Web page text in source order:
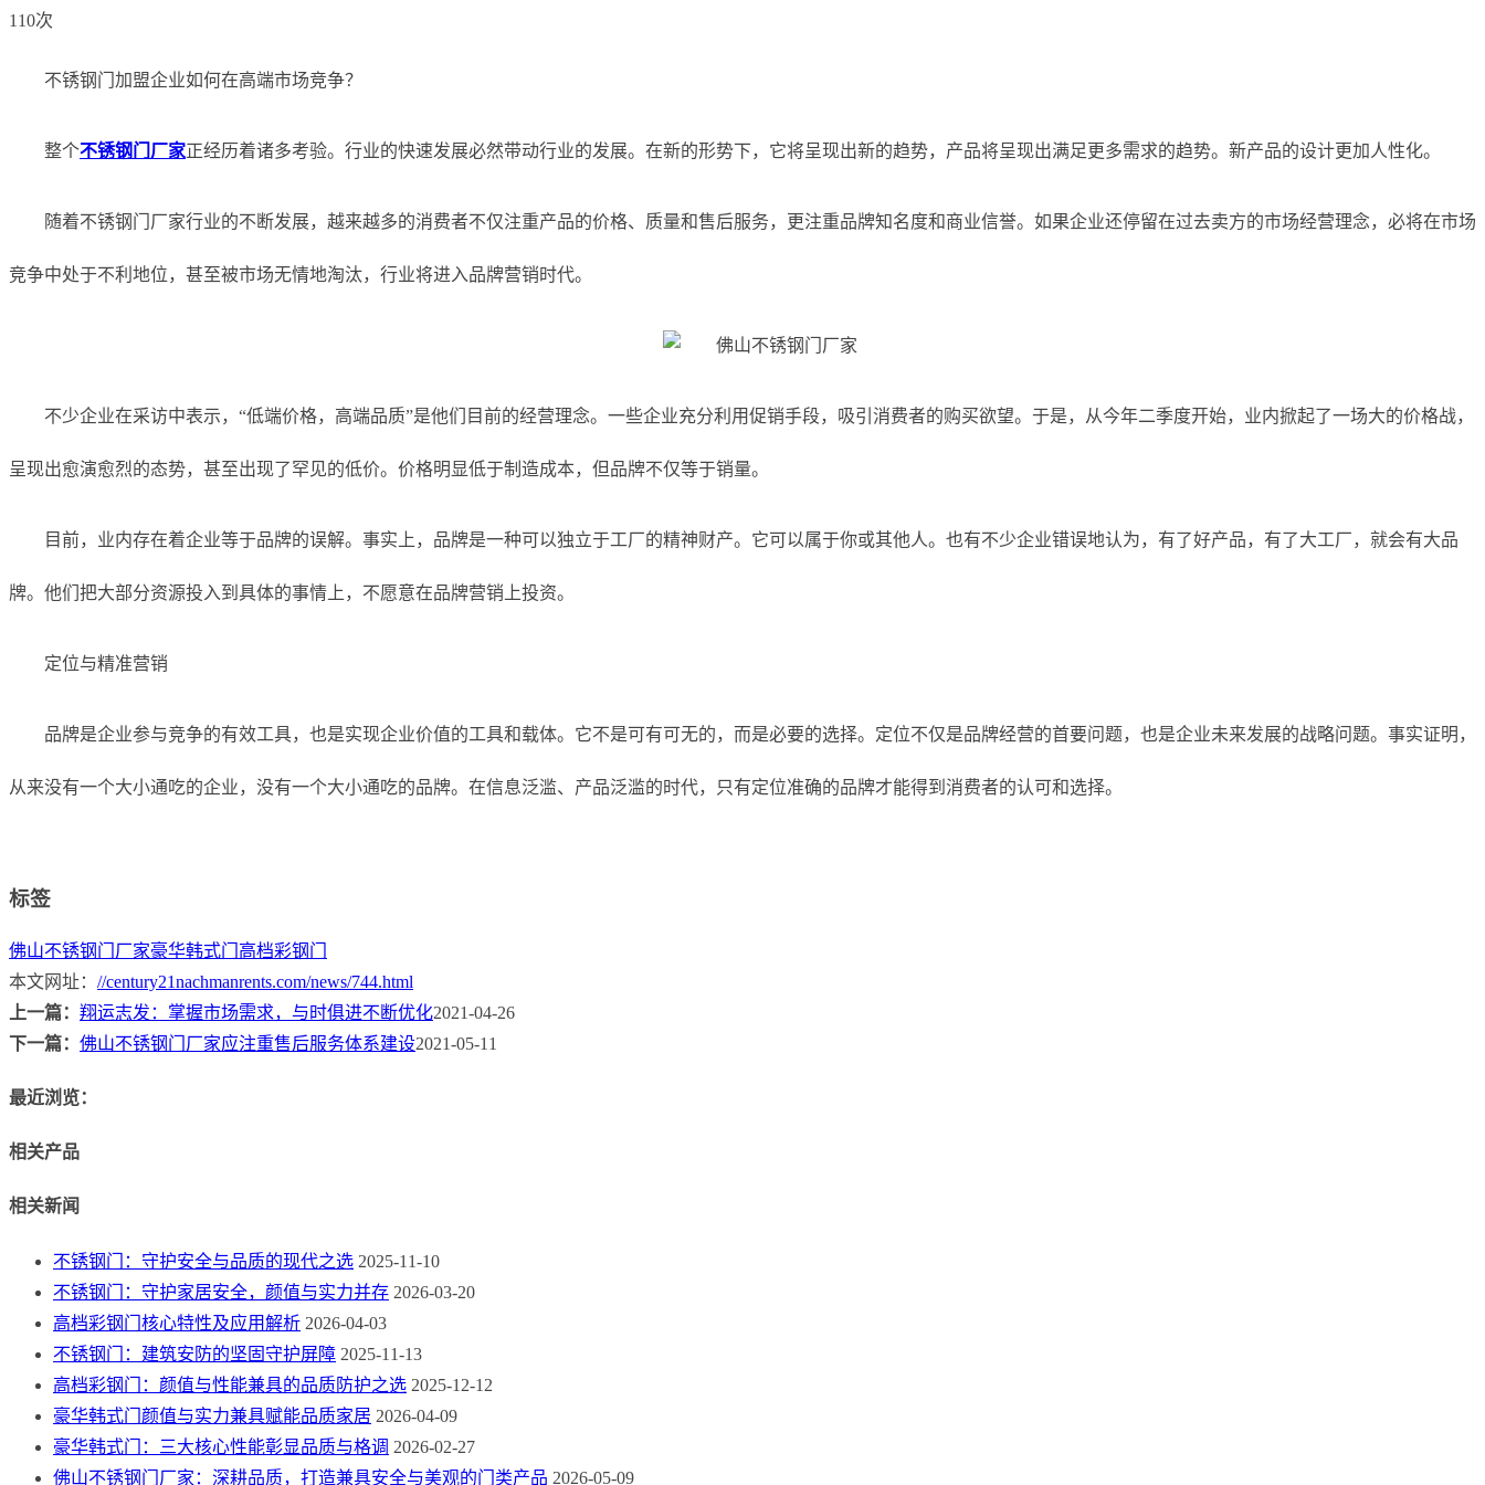
110次
不锈钢门加盟企业如何在高端市场竞争？
整个不锈钢门厂家正经历着诸多考验。行业的快速发展必然带动行业的发展。在新的形势下，它将呈现出新的趋势，产品将呈现出满足更多需求的趋势。新产品的设计更加人性化。
随着不锈钢门厂家行业的不断发展，越来越多的消费者不仅注重产品的价格、质量和售后服务，更注重品牌知名度和商业信誉。如果企业还停留在过去卖方的市场经营理念，必将在市场
竞争中处于不利地位，甚至被市场无情地淘汰，行业将进入品牌营销时代。
不少企业在采访中表示，“低端价格，高端品质”是他们目前的经营理念。一些企业充分利用促销手段，吸引消费者的购买欲望。于是，从今年二季度开始，业内掀起了一场大的价格战，
呈现出愈演愈烈的态势，甚至出现了罕见的低价。价格明显低于制造成本，但品牌不仅等于销量。
目前，业内存在着企业等于品牌的误解。事实上，品牌是一种可以独立于工厂的精神财产。它可以属于你或其他人。也有不少企业错误地认为，有了好产品，有了大工厂，就会有大品
牌。他们把大部分资源投入到具体的事情上，不愿意在品牌营销上投资。
定位与精准营销
品牌是企业参与竞争的有效工具，也是实现企业价值的工具和载体。它不是可有可无的，而是必要的选择。定位不仅是品牌经营的首要问题，也是企业未来发展的战略问题。事实证明，
从来没有一个大小通吃的企业，没有一个大小通吃的品牌。在信息泛滥、产品泛滥的时代，只有定位准确的品牌才能得到消费者的认可和选择。
标签
佛山不锈钢门厂家豪华韩式门 高档彩钢门
本文网址： //century21nachmanrents.com/news/744.html
上一篇： 翔运志发：掌握市场需求，与时俱进不断优化2021-04-26
下一篇： 佛山不锈钢门厂家应注重售后服务体系建设2021-05-11
最近浏览：
相关产品
相关新闻
不锈钢门：守护安全与品质的现代之选 2025-11-10
不锈钢门：守护家居安全，颜值与实力并存 2026-03-20
高档彩钢门核心特性及应用解析 2026-04-03
不锈钢门：建筑安防的坚固守护屏障 2025-11-13
高档彩钢门：颜值与性能兼具的品质防护之选 2025-12-12
豪华韩式门颜值与实力兼具赋能品质家居 2026-04-09
豪华韩式门：三大核心性能彰显品质与格调 2026-02-27
佛山不锈钢门厂家：深耕品质，打造兼具安全与美观的门类产品 2026-05-09